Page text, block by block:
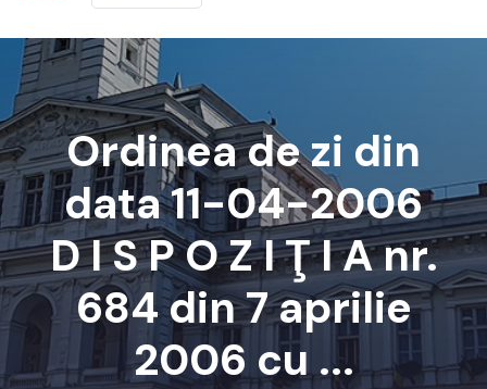
Ordinea de zi din
data 11-04-2006
D I S P O Z I Ţ I A nr.
684 din 7 aprilie
2006 cu ...